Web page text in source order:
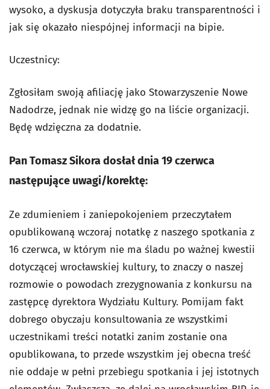
wysoko, a dyskusja dotyczyła braku transparentności i
jak się okazało niespójnej informacji na bipie.
Uczestnicy:
Zgłosiłam swoją afiliację jako Stowarzyszenie Nowe
Nadodrze, jednak nie widzę go na liście organizacji.
Będę wdzięczna za dodatnie.
Pan Tomasz Sikora dosłał dnia 19 czerwca
następujące uwagi/korektę:
Ze zdumieniem i zaniepokojeniem przeczytałem
opublikowaną wczoraj notatkę z naszego spotkania z
16 czerwca, w którym nie ma śladu po ważnej kwestii
dotyczącej wrocławskiej kultury, to znaczy o naszej
rozmowie o powodach zrezygnowania z konkursu na
zastępcę dyrektora Wydziału Kultury. Pomijam fakt
dobrego obyczaju konsultowania ze wszystkimi
uczestnikami treści notatki zanim zostanie ona
opublikowana, to przede wszystkim jej obecna treść
nie oddaje w pełni przebiegu spotkania i jej istotnych